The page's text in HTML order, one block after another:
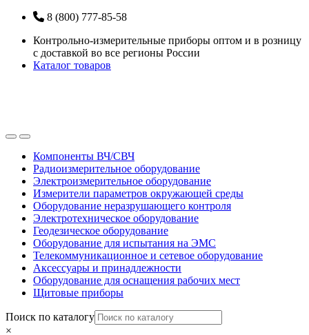
Перейти
навигации
Перейти
содержанию
8 (800) 777-85-58
Контрольно-измерительные приборы оптом и в розницу
с доставкой во все регионы России
Каталог товаров
OpenClose
Компоненты ВЧ/СВЧ
Радиоизмерительное оборудование
Электроизмерительное оборудование
Измерители параметров окружающей среды
Оборудование неразрушающего контроля
Электротехническое оборудование
Геодезическое оборудование
Оборудование для испытания на ЭМС
Телекоммуникационное и сетевое оборудование
Аксессуары и принадлежности
Оборудование для оснащения рабочих мест
Щитовые приборы
Поиск по каталогу
×